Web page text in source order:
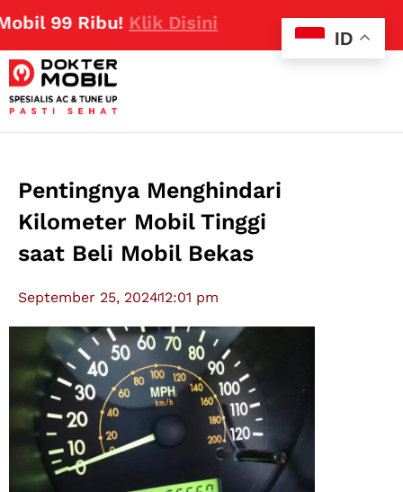
Ribu!Klik Disini
Pentingnya Menghindari
Kilometer Mobil Tinggi
saat Beli Mobil Bekas
September 25, 202412:01 pm
ID